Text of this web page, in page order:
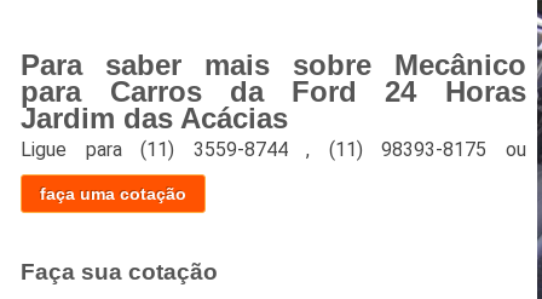
Para saber mais sobre Mecânico
para Carros da Ford 24 Horas
Jardim das Acácias
Ligue para(11) 3559-8744 , (11) 98393-8175 ou
faça uma cotação
Faça sua cotação